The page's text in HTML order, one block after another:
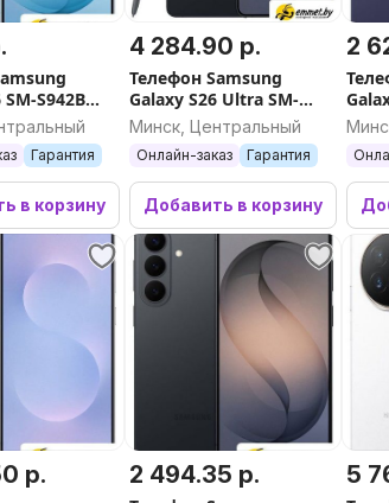
S942B
(голубой)
Гарантия
в корзину
4 284.90 р.
Телефон Samsung
Galaxy S26 Ultra SM-
S948B 16GB/1TB
(черный)
Минск, Центральный
Онлайн-заказ Гарантия
Добавить в корзину
2
р. 2 494.35 р. 5